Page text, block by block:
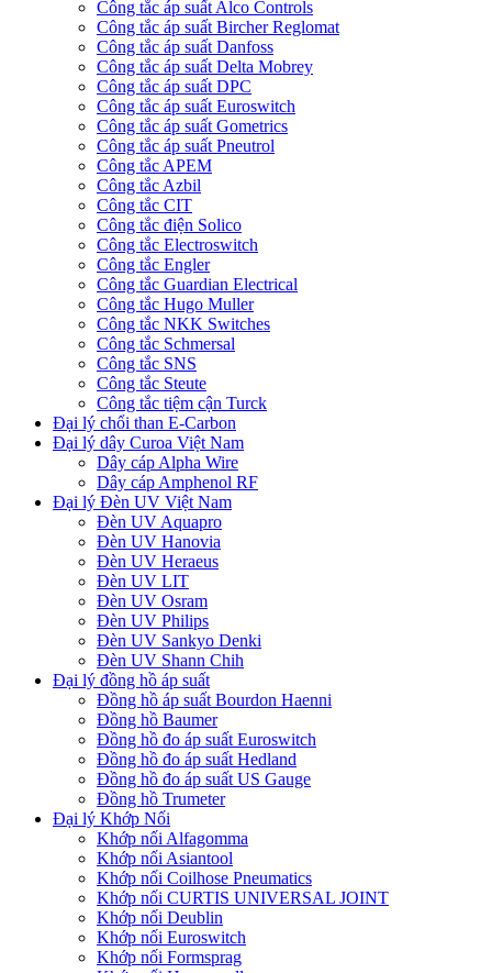
Công tắc áp suất Alco Controls
Công tắc áp suất Bircher Reglomat
Công tắc áp suất Danfoss
Công tắc áp suất Delta Mobrey
Công tắc áp suất DPC
Công tắc áp suất Euroswitch
Công tắc áp suất Gometrics
Công tắc áp suất Pneutrol
Công tắc APEM
Công tắc Azbil
Công tắc CIT
Công tắc điện Solico
Công tắc Electroswitch
Công tắc Engler
Công tắc Guardian Electrical
Công tắc Hugo Muller
Công tắc NKK Switches
Công tắc Schmersal
Công tắc SNS
Công tắc Steute
Công tắc tiệm cận Turck
Đại lý chổi than E-Carbon
Đại lý dây Curoa Việt Nam
Dây cáp Alpha Wire
Dây cáp Amphenol RF
Đại lý Đèn UV Việt Nam
Đèn UV Aquapro
Đèn UV Hanovia
Đèn UV Heraeus
Đèn UV LIT
Đèn UV Osram
Đèn UV Philips
Đèn UV Sankyo Denki
Đèn UV Shann Chih
Đại lý đồng hồ áp suất
Đồng hồ áp suất Bourdon Haenni
Đồng hồ Baumer
Đồng hồ đo áp suất Euroswitch
Đồng hồ đo áp suất Hedland
Đồng hồ đo áp suất US Gauge
Đồng hồ Trumeter
Đại lý Khớp Nối
Khớp nối Alfagomma
Khớp nối Asiantool
Khớp nối Coilhose Pneumatics
Khớp nối CURTIS UNIVERSAL JOINT
Khớp nối Deublin
Khớp nối Euroswitch
Khớp nối Formsprag